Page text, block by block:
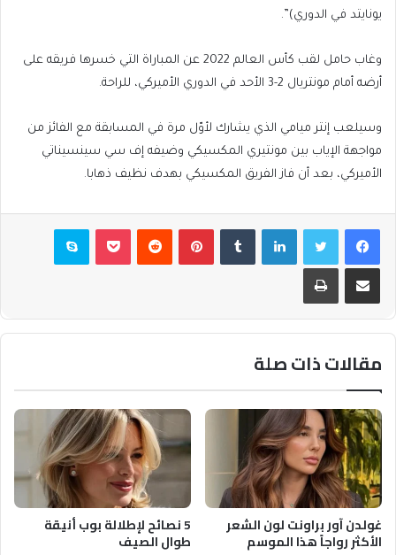
يونايتد في الدوري)”.
وغاب حامل لقب كأس العالم 2022 عن المباراة التي خسرها فريقه على
أرضه أمام مونتريال 2-3 الأحد في الدوري الأميركي، للراحة.
وسيلعب إنتر ميامي الذي يشارك لأوّل مرة في المسابقة مع الفائز من
مواجهة الإياب بين مونتيري المكسيكي وضيفه إف سي سينسيناتي
الأميركي، بعد أن فاز الفريق المكسيكي بهدف نظيف ذهابا.
فيسبوكتويتر لينكدإن بينتيريست بوكيت سكايب
مشاركة عبر البريد طباعة
مقالات ذات صلة
غولدن آور براونت لون الشعر
الأكثر رواجاً هذا الموسم
5 نصائح لإطلالة بوب أنيقة
طوال الصيف